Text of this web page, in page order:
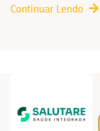
Continuar Lendo